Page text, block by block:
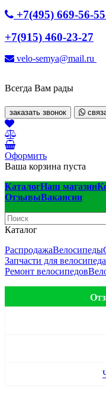
+7(495) 669-56-55
+7(915) 460-23-27
velo-semya@mail.ru
Всегда Вам рады
заказать звонок
Оформить
Ваша корзина пуста
КаталогНаш магазин
ОтзывыВакансии
Каталог
РаспродажаВелосипеды
Запчасти для велосипеда
Ремонт велосипедов